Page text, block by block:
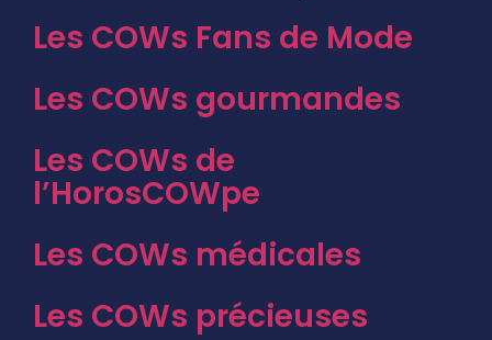
Les COWs Fans de Mode
Les COWs gourmandes
Les COWs de
l’HorosCOWpe
Les COWs médicales
Les COWs précieuses